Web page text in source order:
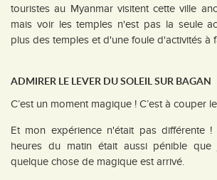
touristes au Myanmar visitent cette ville
mais voir les temples n'est pas la seule
plus des temples et d'une foule d'activités à
ADMIRER LE LEVER DU SOLEIL SUR BAGAN
C’est un moment magique ! C’est à couper
Et mon expérience n'était pas différente
heures du matin était aussi pénible que
quelque chose de magique est arrivé.